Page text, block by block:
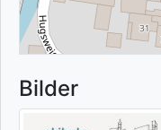
Bilder